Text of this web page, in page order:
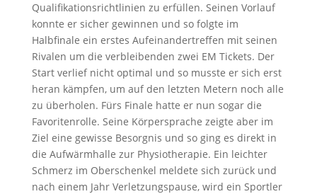
Qualifikationsrichtlinien zu erfüllen. Seinen Vorlauf
konnte er sicher gewinnen und so folgte im
Halbfinale ein erstes Aufeinandertreffen mit seinen
Rivalen um die verbleibenden zwei EM Tickets. Der
Start verlief nicht optimal und so musste er sich erst
heran kämpfen, um auf den letzten Metern noch alle
zu überholen. Fürs Finale hatte er nun sogar die
Favoritenrolle. Seine Körpersprache zeigte aber im
Ziel eine gewisse Besorgnis und so ging es direkt in
die Aufwärmhalle zur Physiotherapie. Ein leichter
Schmerz im Oberschenkel meldete sich zurück und
nach einem Jahr Verletzungspause, wird ein Sportler